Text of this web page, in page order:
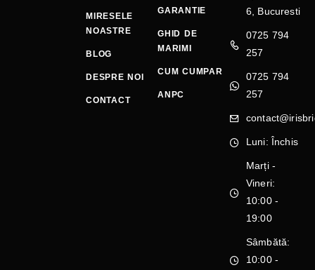
MIRESELE
NOASTRE
BLOG
DESPRE NOI
CONTACT
GARANTIE
GHID DE
MARIMI
CUM CUMPAR
ANPC
6, Bucuresti
0725 794
257
0725 794
257
Luni: Închis
Marți -
Vineri:
10:00 -
19:00
Sâmbătă:
10:00 -